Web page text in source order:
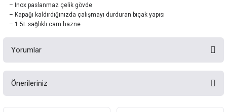
– Inox paslanmaz çelik gövde
– Kapağı kaldırdığınızda çalışmayı durduran bıçak yapısı
– 1.5L sağlıklı cam hazne
Yorumlar
Önerileriniz
Bu ürünün fiyat bilgisi, resim, ürün açıklamalarında ve diğer konularda